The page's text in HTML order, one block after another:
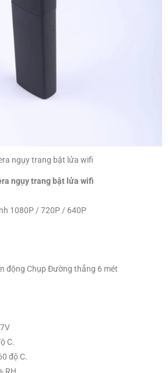
ngụy trang bật lửa wifi
ngụy trang bật lửa wifi
1080P / 720P / 640P
động Chụp Đường thẳng 6 mét
C.
độ C.